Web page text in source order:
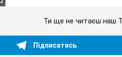
Ти ще не читаєш наш
Підписатись